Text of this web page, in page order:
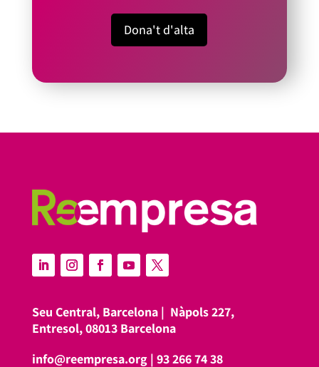
Dona't d'alta
Seu Central, Barcelona | Nàpols 227,
Entresol, 08013 Barcelona
info@reempresa.org| 93 266 74 38